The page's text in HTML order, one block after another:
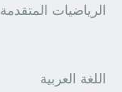
الرياضيات المتقدمة
اللغة العربية